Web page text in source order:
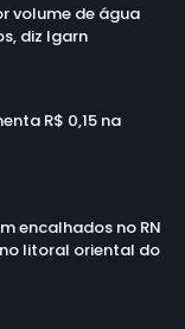
volume de água
diz Igarn
R$ 0,15 na
encalhados no RN
litoral oriental do